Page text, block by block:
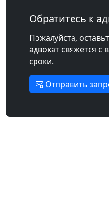
Обратитесь к
Пожалуйста,
адвокат свяжется с
сроки.
Отправить